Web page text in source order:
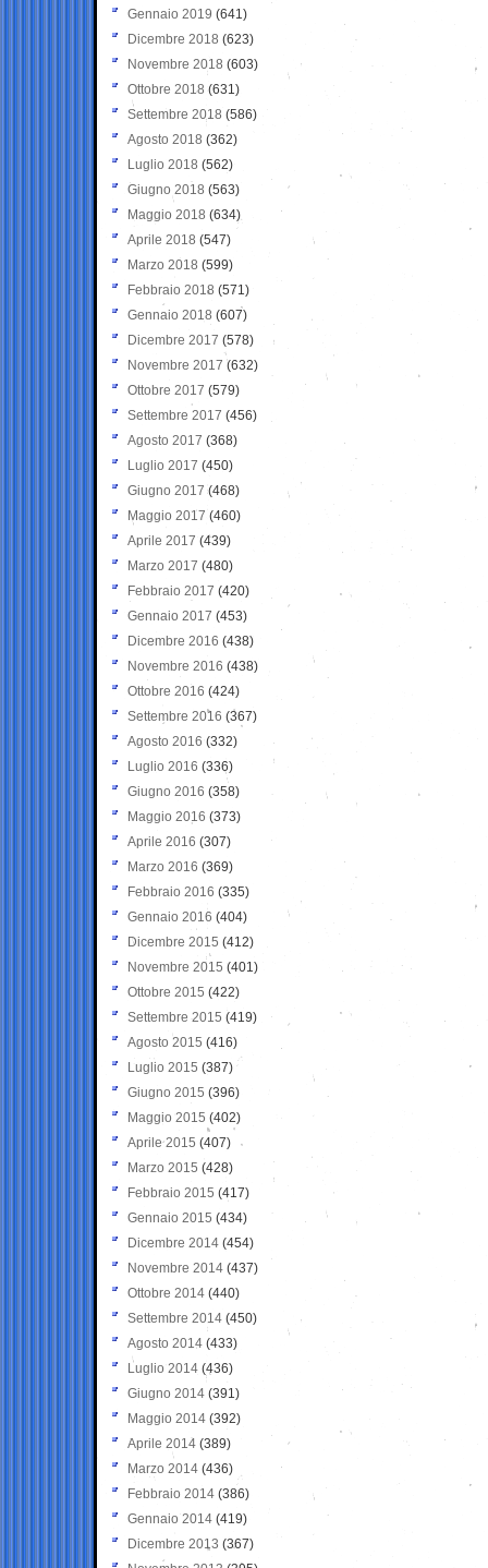
Gennaio 2019 (641)
Dicembre 2018 (623)
Novembre 2018 (603)
Ottobre 2018 (631)
Settembre 2018 (586)
Agosto 2018 (362)
Luglio 2018 (562)
Giugno 2018 (563)
Maggio 2018 (634)
Aprile 2018 (547)
Marzo 2018 (599)
Febbraio 2018 (571)
Gennaio 2018 (607)
Dicembre 2017 (578)
Novembre 2017 (632)
Ottobre 2017 (579)
Settembre 2017 (456)
Agosto 2017 (368)
Luglio 2017 (450)
Giugno 2017 (468)
Maggio 2017 (460)
Aprile 2017 (439)
Marzo 2017 (480)
Febbraio 2017 (420)
Gennaio 2017 (453)
Dicembre 2016 (438)
Novembre 2016 (438)
Ottobre 2016 (424)
Settembre 2016 (367)
Agosto 2016 (332)
Luglio 2016 (336)
Giugno 2016 (358)
Maggio 2016 (373)
Aprile 2016 (307)
Marzo 2016 (369)
Febbraio 2016 (335)
Gennaio 2016 (404)
Dicembre 2015 (412)
Novembre 2015 (401)
Ottobre 2015 (422)
Settembre 2015 (419)
Agosto 2015 (416)
Luglio 2015 (387)
Giugno 2015 (396)
Maggio 2015 (402)
Aprile 2015 (407)
Marzo 2015 (428)
Febbraio 2015 (417)
Gennaio 2015 (434)
Dicembre 2014 (454)
Novembre 2014 (437)
Ottobre 2014 (440)
Settembre 2014 (450)
Agosto 2014 (433)
Luglio 2014 (436)
Giugno 2014 (391)
Maggio 2014 (392)
Aprile 2014 (389)
Marzo 2014 (436)
Febbraio 2014 (386)
Gennaio 2014 (419)
Dicembre 2013 (367)